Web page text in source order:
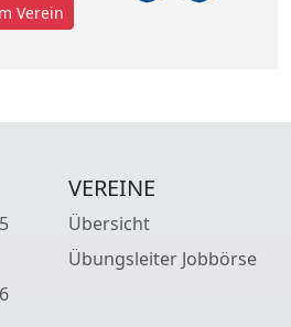
Verein
VEREINE
Übersicht
Übungsleiter Jobbörse